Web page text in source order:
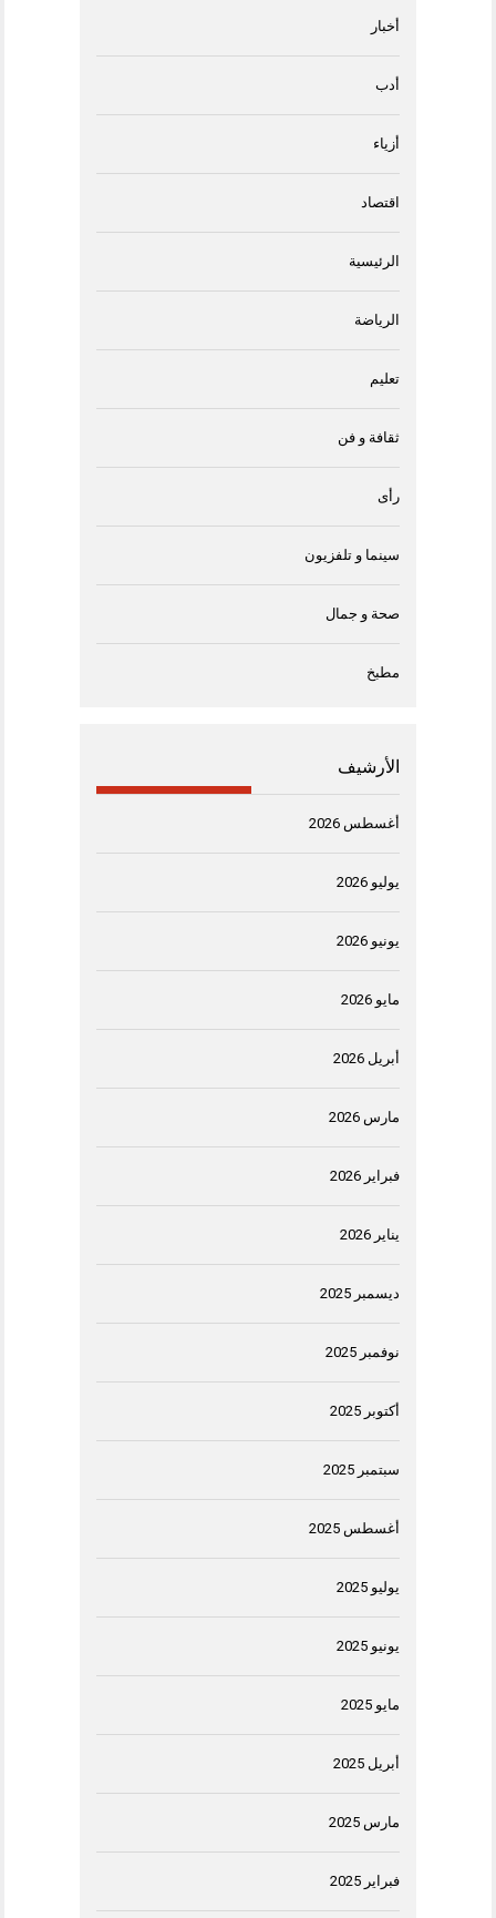
أخبار
أدب
أزياء
اقتصاد
الرئيسية
الرياضة
تعليم
ثقافة و فن
رأى
سينما و تلفزيون
صحة و جمال
مطبخ
الأرشيف
أغسطس 2026
يوليو 2026
يونيو 2026
مايو 2026
أبريل 2026
مارس 2026
فبراير 2026
يناير 2026
ديسمبر 2025
نوفمبر 2025
أكتوبر 2025
سبتمبر 2025
أغسطس 2025
يوليو 2025
يونيو 2025
مايو 2025
أبريل 2025
مارس 2025
فبراير 2025